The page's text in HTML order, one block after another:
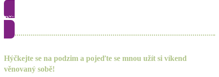
Přihlásit se
Hýčkejte se na podzim a pojeďte se mnou užít si víkend
věnovaný sobě!